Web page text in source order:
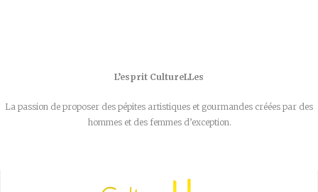
L’esprit CultureLLes
La passion de proposer des pépites artistiques et gourmandes créées par des
hommes et des femmes d’exception.